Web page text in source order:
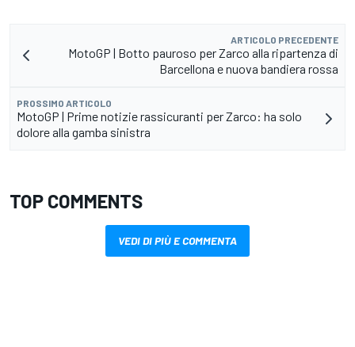
ARTICOLO PRECEDENTE
MotoGP | Botto pauroso per Zarco alla ripartenza di
Barcellona e nuova bandiera rossa
PROSSIMO ARTICOLO
MotoGP | Prime notizie rassicuranti per Zarco: ha solo
dolore alla gamba sinistra
TOP COMMENTS
VEDI DI PIÙ E COMMENTA